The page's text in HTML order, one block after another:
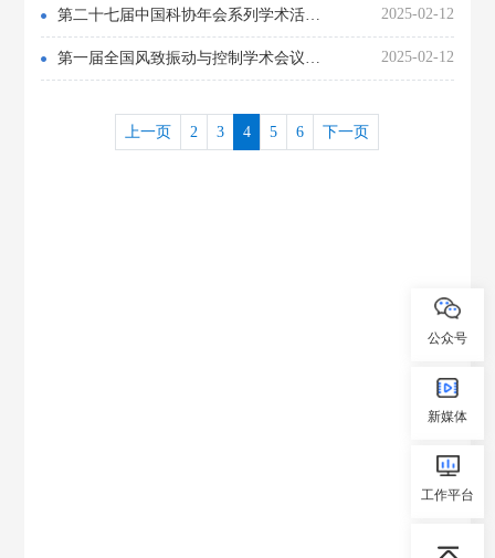
第二十七届中国科协年会系列学术活动高端装备运行安全保障与智能监控约稿函 2025-02-12
第一届全国风致振动与控制学术会议（1号通知） 2025-02-12
上一页 2 3 4 5 6 下一页
公众号
新媒体
工作平台